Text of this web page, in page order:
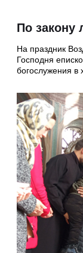
По закону
На праздник
Господня
богослужения в